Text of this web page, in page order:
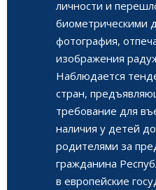
личности и
биометрическими
фотография,
изображения
Наблюдается
стран,
требование для
наличия у детей
родителями за
гражданина
в европейские